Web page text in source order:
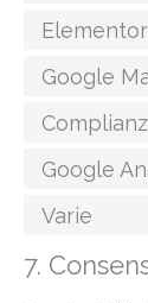
Elementor
Google
Complianz
Google
Varie
7.